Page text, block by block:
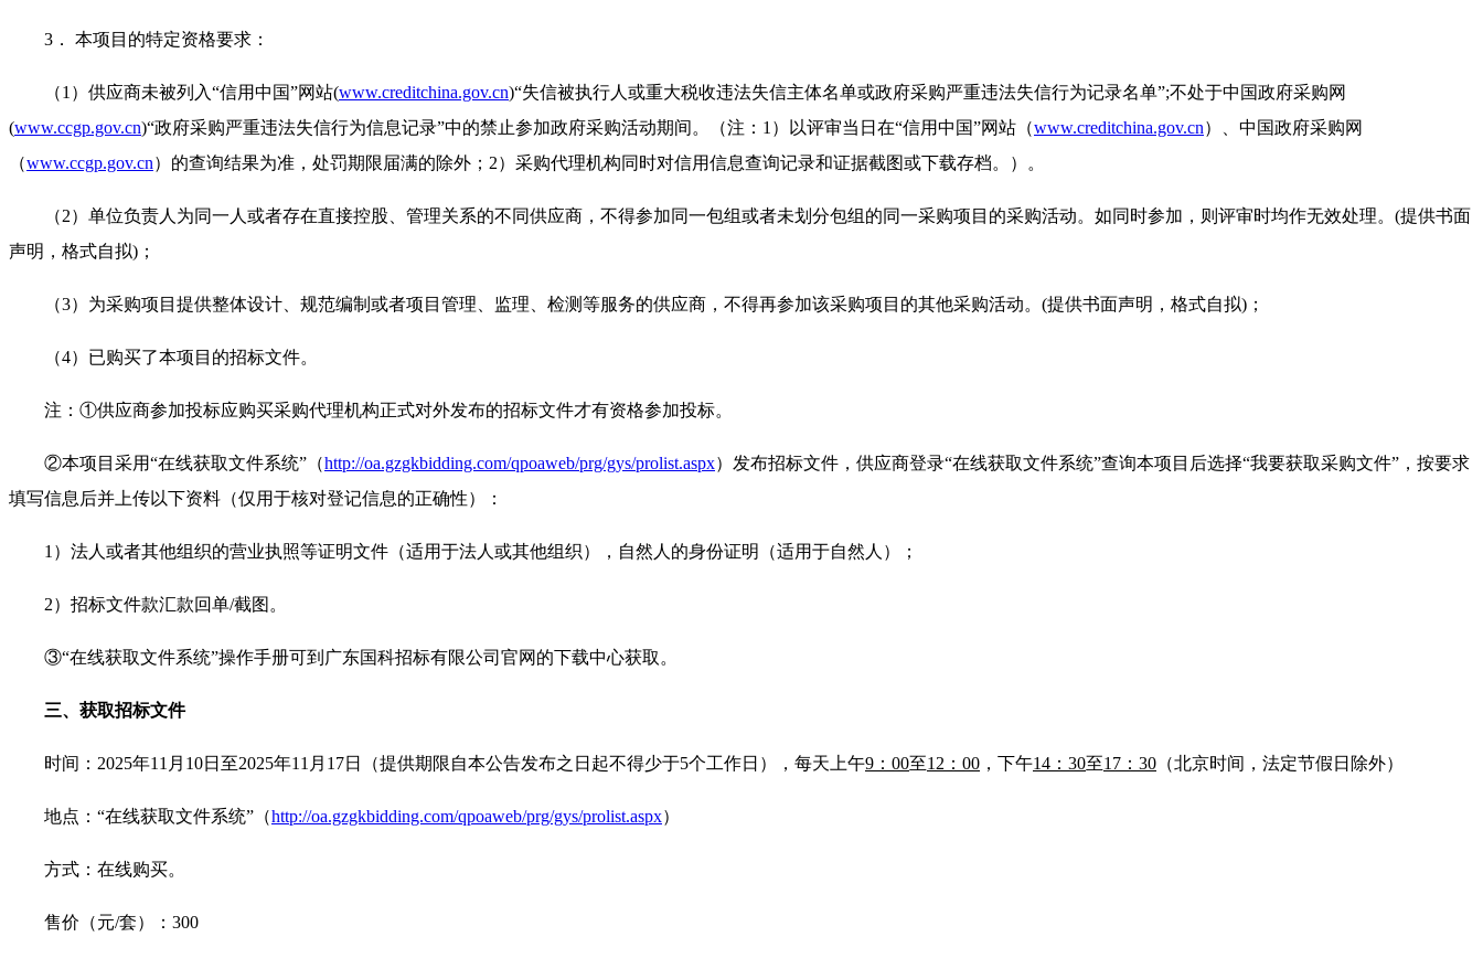
3． 本项目的特定资格要求：
（1）供应商未被列入“信用中国”网站(www.creditchina.gov.cn)“失信被执行人或重大税收违法失信主体名单或政府采购严重违法失信行为记录名单”;不处于中国政府采购网
(www.ccgp.gov.cn)“政府采购严重违法失信行为信息记录”中的禁止参加政府采购活动期间。（注：1）以评审当日在“信用中国”网站（www.creditchina.gov.cn）、中国政府采购网
（www.ccgp.gov.cn）的查询结果为准，处罚期限届满的除外；2）采购代理机构同时对信用信息查询记录和证据截图或下载存档。）。
（2）单位负责人为同一人或者存在直接控股、管理关系的不同供应商，不得参加同一包组或者未划分包组的同一采购项目的采购活动。如同时参加，则评审时均作无效处理。(提供书面
声明，格式自拟)；
（3）为采购项目提供整体设计、规范编制或者项目管理、监理、检测等服务的供应商，不得再参加该采购项目的其他采购活动。(提供书面声明，格式自拟)；
（4）已购买了本项目的招标文件。
注：①供应商参加投标应购买采购代理机构正式对外发布的招标文件才有资格参加投标。
②本项目采用“在线获取文件系统”（http://oa.gzgkbidding.com/qpoaweb/prg/gys/prolist.aspx）发布招标文件，供应商登录“在线获取文件系统”查询本项目后选择“我要获取采购文件”，按要求
填写信息后并上传以下资料（仅用于核对登记信息的正确性）：
1）法人或者其他组织的营业执照等证明文件（适用于法人或其他组织），自然人的身份证明（适用于自然人）；
2）招标文件款汇款回单/截图。
③“在线获取文件系统”操作手册可到广东国科招标有限公司官网的下载中心获取。
三、获取招标文件
时间：2025年11月10日至2025年11月17日（提供期限自本公告发布之日起不得少于5个工作日），每天上午9：00至12：00 ，下午14：30至17：30 （北京时间，法定节假日除外）
地点：“在线获取文件系统”（http://oa.gzgkbidding.com/qpoaweb/prg/gys/prolist.aspx）
方式：在线购买。
售价（元/套）：300